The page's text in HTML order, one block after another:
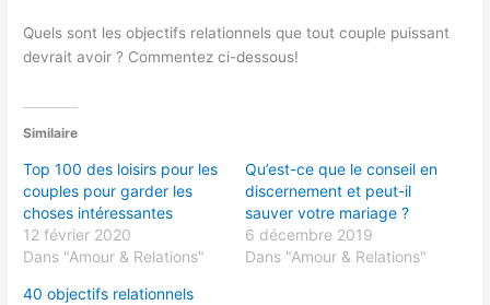
Quels sont les objectifs relationnels que tout couple puissant
devrait avoir ? Commentez ci-dessous!
Similaire
Top 100 des loisirs pour les
couples pour garder les
choses intéressantes
12 février 2020
Dans "Amour & Relations"
Qu’est-ce que le conseil en
discernement et peut-il
sauver votre mariage ?
6 décembre 2019
Dans "Amour & Relations"
40 objectifs relationnels